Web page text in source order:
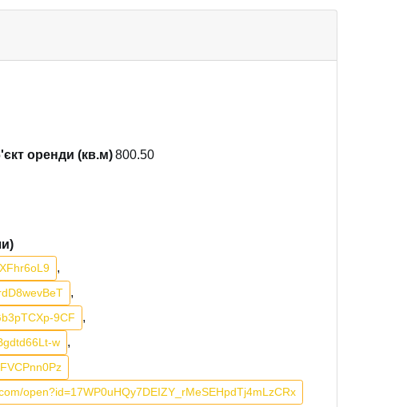
оренди (кв.м) 800.50
,
,
9CF ,
w ,
open?id=17WP0uHQy7DEIZY_rMeSEHpdTj4mLzCRx